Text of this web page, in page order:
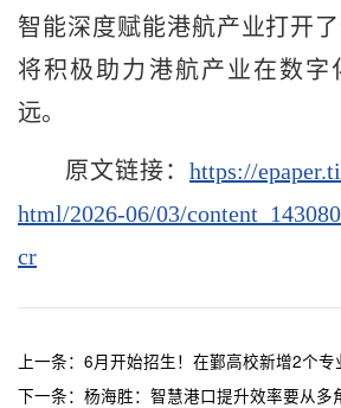
智能深度赋能港航产业打开了
将积极助力港航产业在数字
远。
原文链接： https://
html/2026-06/03/
cr
上一条： 6月开始招生！在鄞高校新增2个专
下一条： 杨海胜：智慧港口提升效率要从多